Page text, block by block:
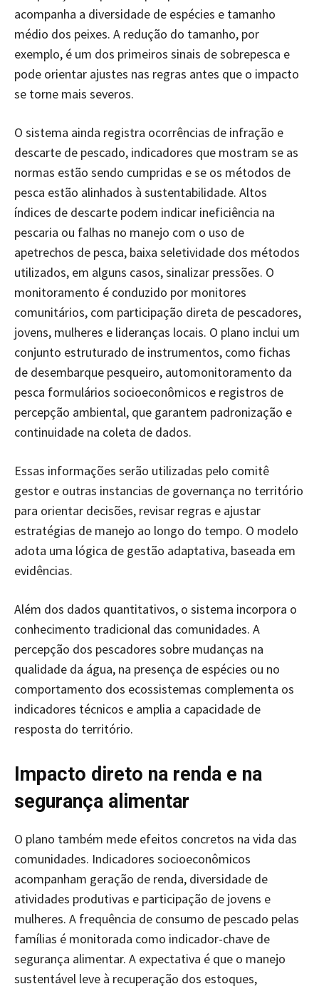
acompanha a diversidade de espécies e tamanho
médio dos peixes. A redução do tamanho, por
exemplo, é um dos primeiros sinais de sobrepesca e
pode orientar ajustes nas regras antes que o impacto
se torne mais severos.
O sistema ainda registra ocorrências de infração e
descarte de pescado, indicadores que mostram se as
normas estão sendo cumpridas e se os métodos de
pesca estão alinhados à sustentabilidade. Altos
índices de descarte podem indicar ineficiência na
pescaria ou falhas no manejo com o uso de
apetrechos de pesca, baixa seletividade dos métodos
utilizados, em alguns casos, sinalizar pressões. O
monitoramento é conduzido por monitores
comunitários, com participação direta de pescadores,
jovens, mulheres e lideranças locais. O plano inclui um
conjunto estruturado de instrumentos, como fichas
de desembarque pesqueiro, automonitoramento da
pesca formulários socioeconômicos e registros de
percepção ambiental, que garantem padronização e
continuidade na coleta de dados.
Essas informações serão utilizadas pelo comitê
gestor e outras instancias de governança no território
para orientar decisões, revisar regras e ajustar
estratégias de manejo ao longo do tempo. O modelo
adota uma lógica de gestão adaptativa, baseada em
evidências.
Além dos dados quantitativos, o sistema incorpora o
conhecimento tradicional das comunidades. A
percepção dos pescadores sobre mudanças na
qualidade da água, na presença de espécies ou no
comportamento dos ecossistemas complementa os
indicadores técnicos e amplia a capacidade de
resposta do território.
Impacto direto na renda e na
segurança alimentar
O plano também mede efeitos concretos na vida das
comunidades. Indicadores socioeconômicos
acompanham geração de renda, diversidade de
atividades produtivas e participação de jovens e
mulheres. A frequência de consumo de pescado pelas
famílias é monitorada como indicador-chave de
segurança alimentar. A expectativa é que o manejo
sustentável leve à recuperação dos estoques,